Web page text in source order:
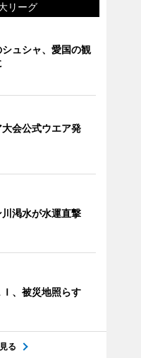
リーグ
ュシャ、愛国の観
大会公式ウエア発
川渇水が水運直撃
、被災地照らす
る